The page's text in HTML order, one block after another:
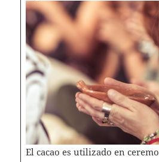
El cacao es utilizado en